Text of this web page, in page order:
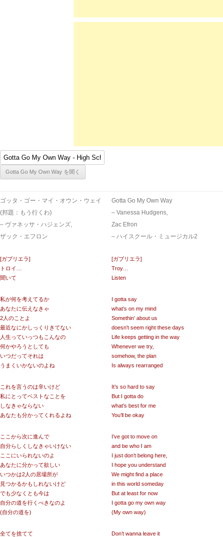
ゴッタ・ゴー・マイ・オウン・ウェイ
(邦題：もう行くわ)
– ヴァネッサ・ハジェンズ,
ザック・エフロン
[ガブリエラ]
トロイ…
聞いて
私が何を考えてるか
あなたに伝えなきゃ
2人のことよ
最近なにかしっくりきてない
人生っていっつもこんなの
何かやろうとしても
いつだってそれは
うまくいかないのよね
これを言うのは辛いけど
私にとってベストなことを
しなきゃならない
あなたも分かってくれるよね
ここから次に進んで
自分らしくしなきゃいけない
ここにいられないのよ
あなたに分かって欲しい
いつかは2人の居場所が
見つかるかもしれないけど
でも少なくとも今は
自分の道を行くべきなのよ
(自分の道を)
全てを捨てて
Gotta Go My Own Way
– Vanessa Hudgens,
Zac Efron
– ハイスクール・ミュージカル2
[ガブリエラ]
Troy…
Listen
I gotta say
what’s on my mind
Somethin’ about us
doesn’t seem right these days
Life keeps getting in the way
Whenever we try,
somehow, the plan
Is always rearranged
It’s so hard to say
But I gotta do
what’s best for me
You’ll be okay
I’ve got to move on
and be who I am
I just don’t belong here,
I hope you understand
We might find a place
in this world someday
But at least for now
I gotta go my own way
(My own way)
Don’t wanna leave it